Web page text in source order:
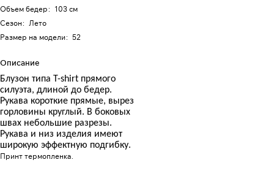
Объем бедер: 103 см
Сезон: Лето
Размер на модели: 52
Описание
Блузон типа Т-shirt прямого
силуэта, длиной до бедер.
Рукава короткие прямые, вырез
горловины круглый. В боковых
швах небольшие разрезы.
Рукава и низ изделия имеют
широкую эффектную подгибку.
Принт термопленка.